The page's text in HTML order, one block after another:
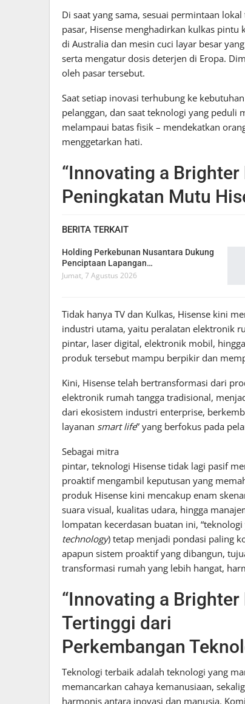
Di saat yang sama, sesuai permintaan lokal
pasar, Hisense menghadirkan kulkas
di Australia dan mesin cuci layar besar
serta mengatur dosis deterjen di Eropa.
oleh pasar tersebut.
Saat setiap inovasi terhubung ke kebutuhan
pelanggan, dan saat teknologi yang peduli
melampaui batas fisik – mendekatkan
menggetarkan hati.
“Innovating a
Peningkatan Mutu
BERITA TERKAIT
Holding Perkebunan Nusantara Dukung
Penciptaan Lapangan…
Jumat, 7 Agustus 2026
Tidak hanya TV dan Kulkas, Hisense kini
industri utama, yaitu peralatan elektronik
pintar, laser digital, elektronik mobil, hingga
produk tersebut mampu berpikir dan
Kini, Hisense telah bertransformasi dari
elektronik rumah tangga tradisional,
dari ekosistem industri enterprise,
layanan smart life” yang berfokus pada
​Sebagai mitra
pintar, teknologi Hisense tidak lagi pasif
proaktif mengambil keputusan yang
produk Hisense kini mencakup enam
suara visual, kualitas udara, hingga
lompatan kecerdasan buatan ini,
technology) tetap menjadi pondasi paling
apapun sistem proaktif yang dibangun,
transformasi rumah yang lebih hangat,
“Innovating a
Tertinggi dari
Perkembangan
​Teknologi terbaik adalah teknologi yang
memancarkan cahaya kemanusiaan,
harmonis antara inovasi dan manusia.